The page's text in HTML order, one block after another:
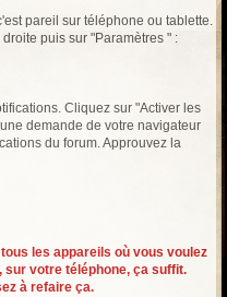
pareil sur téléphone ou tablette.
puis sur "Paramètres " :
Cliquez sur "Activer les
demande de votre navigateur
du forum. Approuvez la
les appareils où vous voulez
votre téléphone, ça suffit.
à refaire ça.